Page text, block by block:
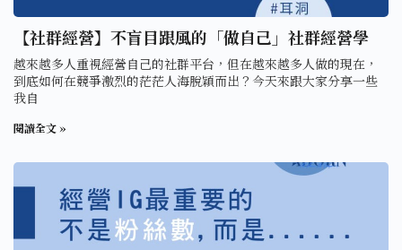
【社群經營】不盲目跟風的「做自己」社群經營學
越來越多人重視經營自己的社群平台，但在越來越多人做的現在，
到底如何在競爭激烈的茫茫人海脫穎而出？今天來跟大家分享一些
我自
閱讀全文 »